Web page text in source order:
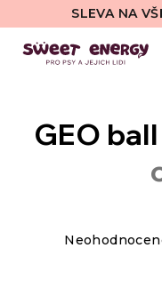
obsah
SLEVA NA
GEO ball
Průměrné